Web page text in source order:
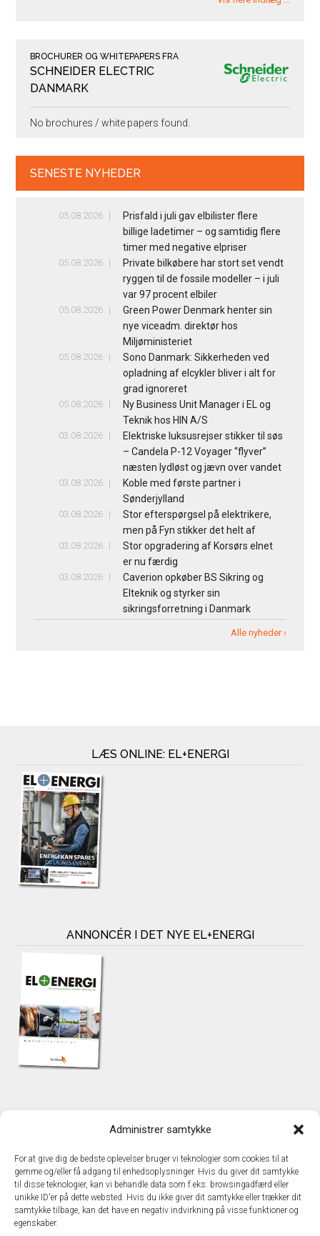
Administrer samtykke
For at give dig de bedste oplevelser bruger vi teknologier som cookies til at
gemme og/eller få adgang til enhedsoplysninger. Hvis du giver dit samtykke
til disse teknologier, kan vi behandle data som f.eks. browsingadfærd eller
unikke ID'er på dette websted. Hvis du ikke giver dit samtykke eller trækker dit
samtykke tilbage, kan det have en negativ indvirkning på visse funktioner og
egenskaber.
BROCHURER OG WHITEPAPERS FRA
SCHNEIDER ELECTRIC
DANMARK
No brochures / white papers found.
SENESTE NYHEDER
05.08.2026
Prisfald i juli gav elbilister flere
billige ladetimer – og samtidig flere
timer med negative elpriser
05.08.2026
Private bilkøbere har stort set vendt
ryggen til de fossile modeller – i juli
var 97 procent elbiler
05.08.2026
Green Power Denmark henter sin
nye viceadm. direktør hos
Miljøministeriet
05.08.2026
Sono Danmark: Sikkerheden ved
opladning af elcykler bliver i alt for
grad ignoreret
05.08.2026
Ny Business Unit Manager i EL og
Teknik hos HIN A/S
03.08.2026
Elektriske luksusrejser stikker til søs
– Candela P-12 Voyager “flyver”
næsten lydløst og jævn over vandet
03.08.2026
Koble med første partner i
Sønderjylland
03.08.2026
Stor efterspørgsel på elektrikere,
men på Fyn stikker det helt af
03.08.2026
Stor opgradering af Korsørs elnet
er nu færdig
03.08.2026
Caverion opkøber BS Sikring og
Elteknik og styrker sin
sikringsforretning i Danmark
Alle nyheder ›
LÆS ONLINE: EL+ENERGI
ANNONCÉR I DET NYE EL+ENERGI
TechMedia A/S
DK – 2600 Glostrup
www.techmedia.dk
Telefon: +45 43 24 26 28
E-mail:info@techmedia.dk